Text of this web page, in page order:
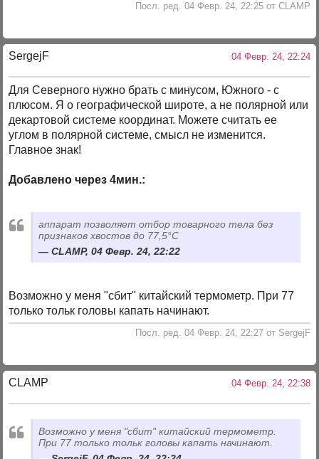
Посл. ред. 04 Февр. 24, 22:25 от CLAMP
SergejF 04 Февр. 24, 22:24
Для Северного нужно брать с минусом, Южного - с
плюсом. Я о географической широте, а не полярной или
декартовой системе координат. Можете считать ее
углом в полярной системе, смысл не изменится.
Главное знак!
Добавлено через 4мин.:
аппарат позволяет отбор товарного тела без
признаков хвостов до 77,5°C
CLAMP, 04 Февр. 24, 22:22
Возможно у меня "сбит" китайский термометр. При 77
только тольк головы капать начинают.
Посл. ред. 04 Февр. 24, 22:27 от SergejF
CLAMP 04 Февр. 24, 22:38
Возможно у меня "сбит" китайский термометр.
При 77 только тольк головы капать начинают.